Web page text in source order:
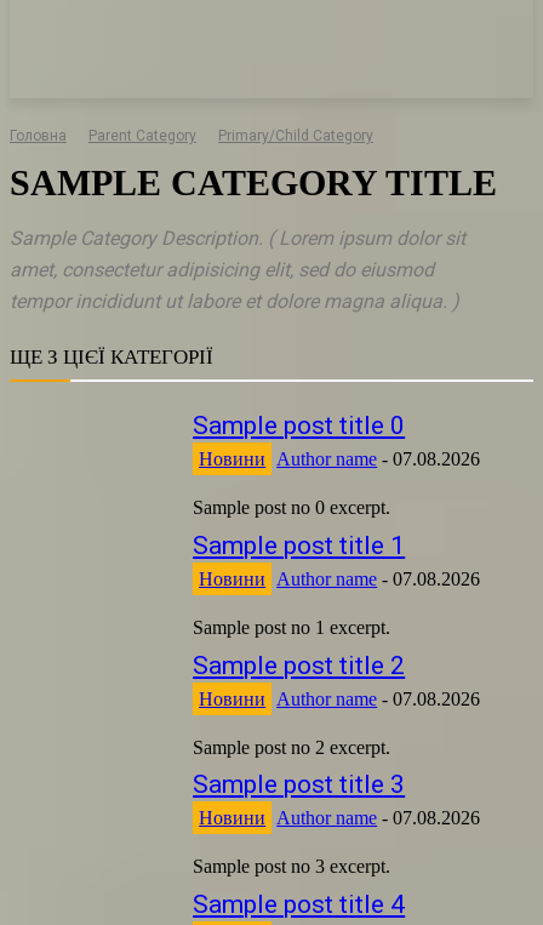
Головна Parent Category Primary/Child Category
SAMPLE CATEGORY TITLE
Sample Category Description. ( Lorem ipsum dolor sit
amet, consectetur adipisicing elit, sed do eiusmod
tempor incididunt ut labore et dolore magna aliqua. )
ЩЕ З ЦІЄЇ КАТЕГОРІЇ
Sample post title 0
Новини Author name - 07.08.2026
Sample post no 0 excerpt.
Sample post title 1
Новини Author name - 07.08.2026
Sample post no 1 excerpt.
Sample post title 2
Новини Author name - 07.08.2026
Sample post no 2 excerpt.
Sample post title 3
Новини Author name - 07.08.2026
Sample post no 3 excerpt.
Sample post title 4